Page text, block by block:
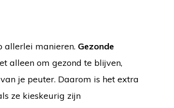
allerlei manieren. Gezonde
alleen om gezond te blijven,
je peuter. Daarom is het extra
ze kieskeurig zijn